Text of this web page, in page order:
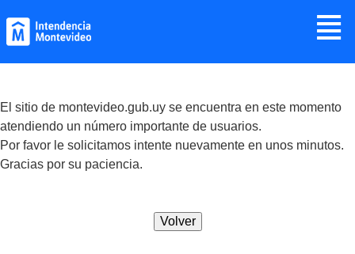
≣
El sitio de montevideo.gub.uy se encuentra en este momento
atendiendo un número importante de usuarios.
Por favor le solicitamos intente nuevamente en unos minutos.
Gracias por su paciencia.
Volver